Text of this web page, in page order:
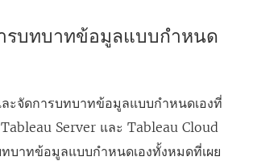
จ
รบทบาทข้อมูลแบบกำหนด
ะจัดการบทบาทข้อมูลแบบกำหนดเองที่
Tableau Server และ Tableau Cloud
บาทข้อมูลแบบกำหนดเองทั้งหมดที่เผย